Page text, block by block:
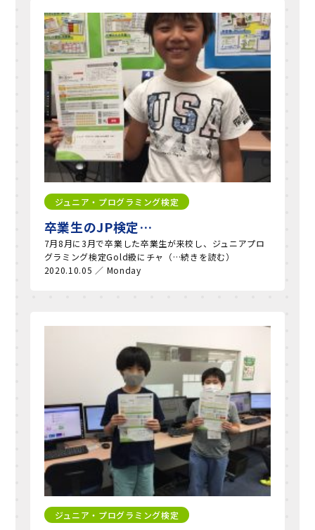
ジュニア・プログラミング検定
卒業生のJP検定…
7月8月に3月で卒業した卒業生が来校し、ジュニアプロ
グラミング検定Gold級にチャ（…続きを読む）
2020.10.05 ／ Monday
ジュニア・プログラミング検定